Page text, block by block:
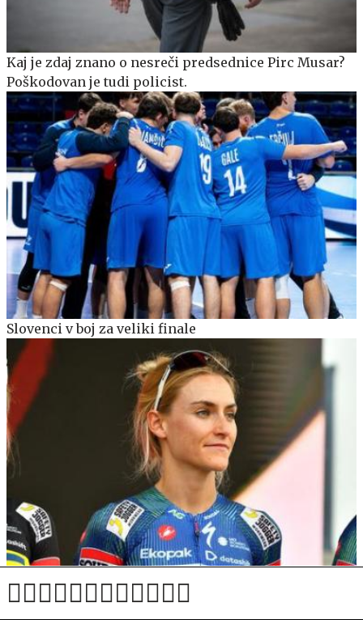
Kaj je zdaj znano o nesreči predsednice Pirc Musar?
Poškodovan je tudi policist.
Slovenci v boj za veliki finale